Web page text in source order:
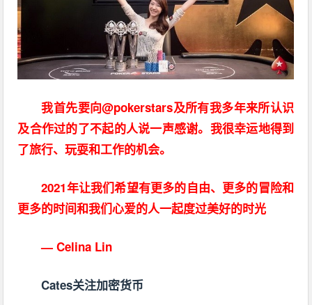
我首先要向@pokerstars及所有我多年来所认识
及合作过的了不起的人说一声感谢。我很幸运地得到
了旅行、玩耍和工作的机会。
2021年让我们希望有更多的自由、更多的冒险和
更多的时间和我们心爱的人一起度过美好的时光
— Celina Lin
Cates关注加密货币